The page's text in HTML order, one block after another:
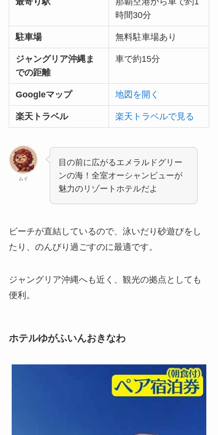
時間30分
駐車場 無料駐車場あり
ジャングリア沖縄ま
での距離
車で約15分
Googleマップ 地図を開く
楽天トラベル 楽天トラベルで見る
ムイ
目の前に広がるエメラルドグリー
ンの海！全室オーシャンビューが
魅力のリゾートホテルだよ
ビーチが直結しているので、泳いだり砂遊びをし
たり、のんびり過ごすのに最適です。
ジャングリア沖縄へも近く、観光の拠点としても
便利。
ホテルゆがふいんおきなわ